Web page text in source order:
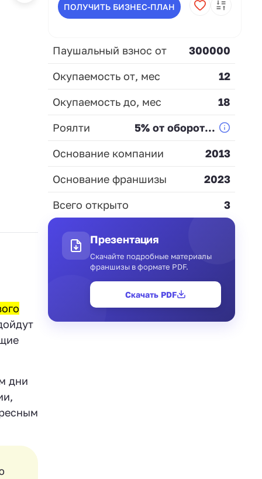
дни
ПОЛУЧИТЬ БИЗНЕС-ПЛАН
Паушальный взнос от
300000
Окупаемость от, мес
12
Окупаемость до, мес
18
Роялти
5% от оборот...
Основание компании
2013
Основание франшизы
2023
Всего открыто
3
Презентация
Скачайте подробные материалы
франшизы в формате PDF.
Скачать PDF